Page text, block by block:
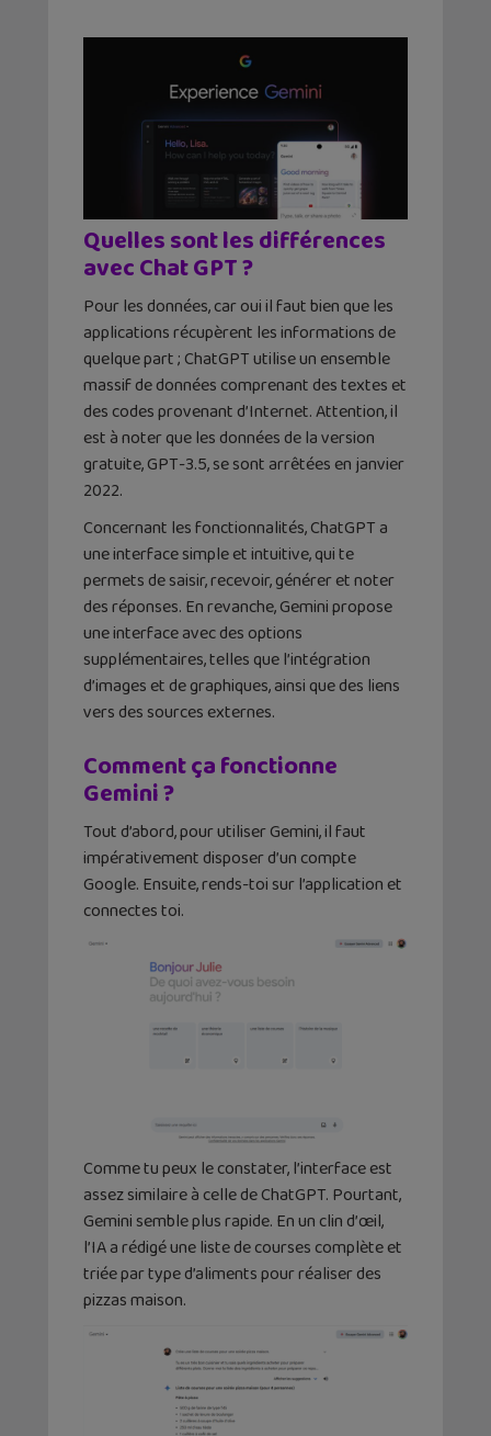
Quelles sont les différences
avec Chat GPT ?
Pour les données, car oui il faut bien que les
applications récupèrent les informations de
quelque part ; ChatGPT utilise un ensemble
massif de données comprenant des textes et
des codes provenant d’Internet. Attention, il
est à noter que les données de la version
gratuite, GPT-3.5, se sont arrêtées en janvier
2022.
Concernant les fonctionnalités, ChatGPT a
une interface simple et intuitive, qui te
permets de saisir, recevoir, générer et noter
des réponses. En revanche, Gemini propose
une interface avec des options
supplémentaires, telles que l’intégration
d’images et de graphiques, ainsi que des liens
vers des sources externes.
Comment ça fonctionne
Gemini ?
Tout d’abord, pour utiliser Gemini, il faut
impérativement disposer d’un compte
Google. Ensuite, rends-toi sur l’application et
connectes toi.
Comme tu peux le constater, l’interface est
assez similaire à celle de ChatGPT. Pourtant,
Gemini semble plus rapide. En un clin d’œil,
l’IA a rédigé une liste de courses complète et
triée par type d’aliments pour réaliser des
pizzas maison.